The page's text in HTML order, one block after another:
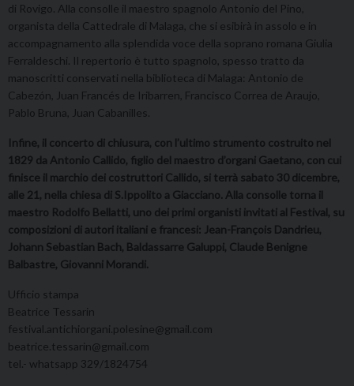
di Rovigo. Alla consolle il maestro spagnolo Antonio del Pino,
organista della Cattedrale di Malaga, che si esibirà in assolo e in
accompagnamento alla splendida voce della soprano romana Giulia
Ferraldeschi. Il repertorio è tutto spagnolo, spesso tratto da
manoscritti conservati nella biblioteca di Malaga: Antonio de
Cabezón, Juan Francés de Iribarren, Francisco Correa de Araujo,
Pablo Bruna, Juan Cabanilles.
Infine, il concerto di chiusura, con l’ultimo strumento costruito nel
1829 da Antonio Callido, figlio del maestro d’organi Gaetano, con cui
finisce il marchio dei costruttori Callido, si terrà sabato 30 dicembre,
alle 21, nella chiesa di S.Ippolito a Giacciano. Alla consolle torna il
maestro Rodolfo Bellatti, uno dei primi organisti invitati al Festival, su
composizioni di autori italiani e francesi: Jean-François Dandrieu,
Johann Sebastian Bach, Baldassarre Galuppi, Claude Benigne
Balbastre, Giovanni Morandi.
Ufficio stampa
Beatrice Tessarin
festival.antichiorgani.polesine@gmail.com
beatrice.tessarin@gmail.com
tel.- whatsapp 329/1824754